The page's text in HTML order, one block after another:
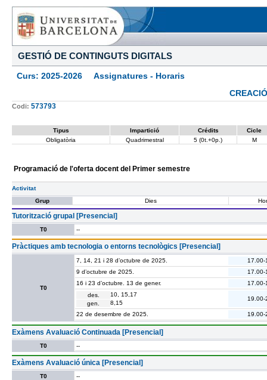
GESTIÓ DE CONTINGUTS DIGITALS
Curs: 2025-2026 Assignatures - Horaris
Codi: 573793
Tipus Impartició Crédits
Cicle
Obligatòria
Quadrimestral 5 (0t.+0p.) M
Programació de l'oferta docent del Primer semestre
Activitat
Grup
Dies
Tutorització grupal [Presencial]
T0 --
Pràctiques amb tecnologia o entorns tecnològics [Presencial]
T0
7, 14, 21 i 28 d’octubre de 2025.
17.00-
9 d’octubre de 2025.
17.00-
16 i 23 d’octubre. 13 de gener.
17.00-
des.
10, 15,17
gen.
8,15
19.00-
22 de desembre de 2025. 19.00-
Exàmens Avaluació Continuada [Presencial]
T0 --
Exàmens Avaluació única [Presencial]
T0 --